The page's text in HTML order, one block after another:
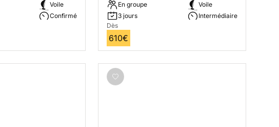
Voile
Confirmé
En groupe
3 jours
Voile
Intermédiaire
Dès
610€